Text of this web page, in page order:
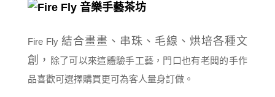
Fire Fly 結合畫畫、串珠、毛線、烘培各種文
創， 除了可以來這體驗手工藝，門口也有老闆的手作
品喜歡可選擇購買更可為客人量身訂做。